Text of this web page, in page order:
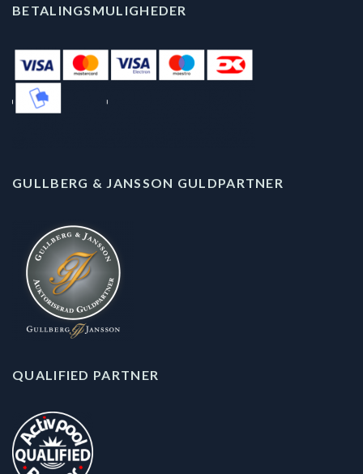
BETALINGSMULIGHEDER
GULLBERG & JANSSON GULDPARTNER
QUALIFIED PARTNER